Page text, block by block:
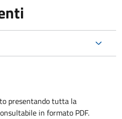
presentando tutta la
in formato PDF.